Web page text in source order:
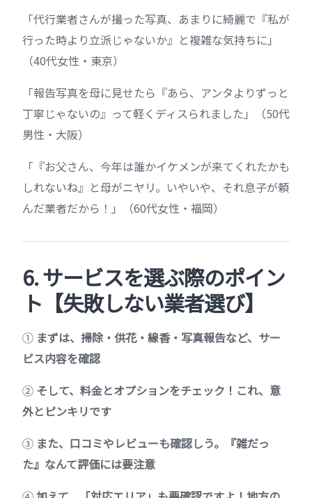
「代行業者さんが撮った写真、あまりに綺麗で『私が
行った時より立派じゃないか』と複雑な気持ちに」
（40代女性・東京）
「報告写真を母に見せたら『あら、アンタよりずっと
丁寧じゃないの』って軽くディスられました」（50代
男性・大阪）
「『お父さん、今年は誰かイケメンが来てくれたかも
しれないね』と母がニヤリ。いやいや、それ息子が頼
んだ業者だから！」（60代女性・福岡）
6. サービスを選ぶ際のポイン
ト【失敗しない業者選び】
① まずは、掃除・供花・線香・写真報告など、サー
ビス内容を確認
② そして、料金とオプションをチェック！これ、意
外とピンキリです
③ また、口コミやレビューも確認しう。『雑だっ
た』なんて評価には要注意